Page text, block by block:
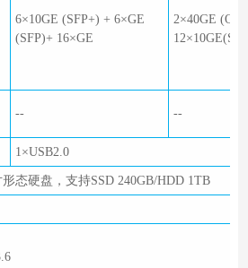
6×10GE (SFP+) + 6×GE
(SFP)+ 16×GE
2×40GE
-- --
1×USB2.0
态硬盘，支持SSD 240GB/HDD 1TB